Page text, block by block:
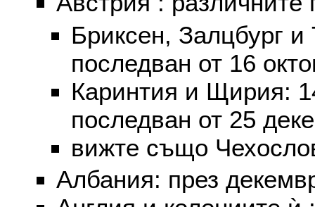
Бриксен, Залцбург
последван от 16
Каринтия и Щирия:
последван от 25
вижте също
Албания: през